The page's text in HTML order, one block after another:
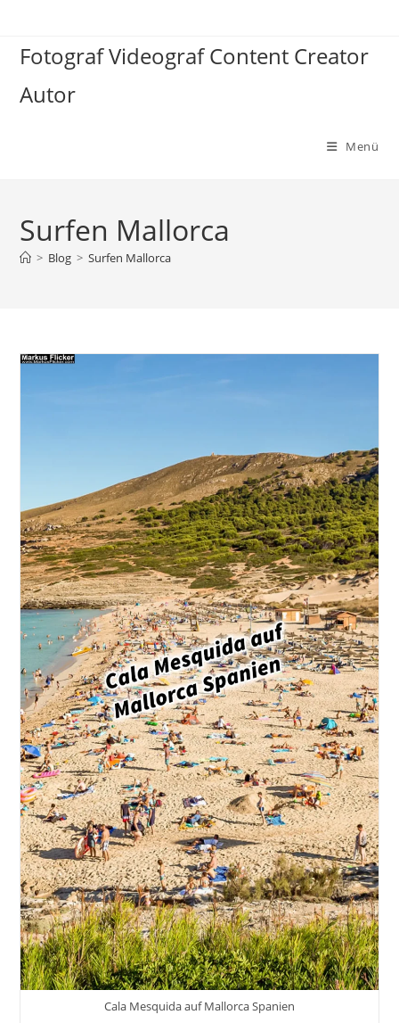
springen
Fotograf Videograf Content Creator
Autor
Menü
Surfen Mallorca
> Blog > Surfen Mallorca
Cala Mesquida auf Mallorca Spanien